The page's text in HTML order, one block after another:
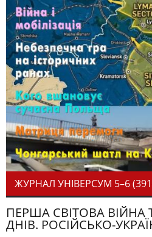
ЖУРНАЛ УНІВЕРСУМ 5–6
ПЕРША СВІТОВА ВІЙНА
ДНІВ. РОСІЙСЬКО-